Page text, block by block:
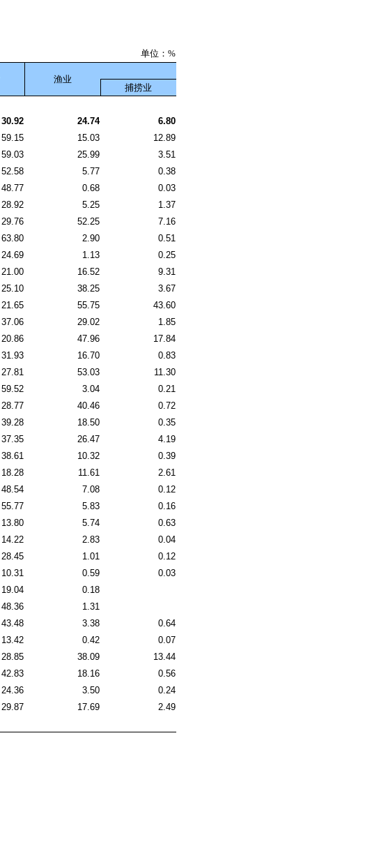
单位：%
渔业
捕捞业
30.92 24.74
6.80
59.15 15.03
12.89
59.03 25.99
3.51
52.58 5.77
0.38
48.77 0.68
0.03
28.92 5.25
1.37
29.76 52.25
7.16
63.80 2.90
0.51
24.69 1.13
0.25
21.00 16.52
9.31
25.10 38.25
3.67
21.65 55.75
43.60
37.06 29.02
1.85
20.86 47.96
17.84
31.93 16.70
0.83
27.81 53.03
11.30
59.52 3.04
0.21
28.77 40.46
0.72
39.28 18.50
0.35
37.35 26.47
4.19
38.61 10.32
0.39
18.28 11.61
2.61
48.54 7.08
0.12
55.77 5.83
0.16
13.80 5.74
0.63
14.22 2.83
0.04
28.45 1.01
0.12
10.31 0.59
0.03
19.04
0.18
48.36
1.31
43.48 3.38
0.64
13.42 0.42
0.07
28.85 38.09
13.44
42.83 18.16
0.56
24.36 3.50
0.24
29.87 17.69 2.49